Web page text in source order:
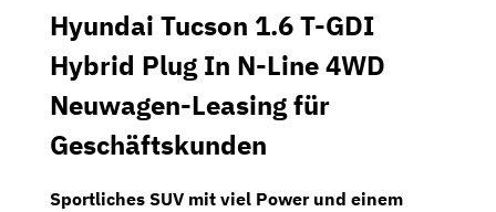
Hyundai Tucson 1.6 T-GDI
Hybrid Plug In N-Line 4WD
Neuwagen-Leasing für
Geschäftskunden
Sportliches SUV mit viel Power und einem